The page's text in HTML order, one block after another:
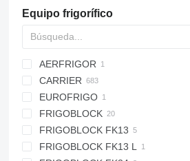
Equipo frigorífico
AERFRIGOR
CARRIER
CITIMAX 400
MAXIMA
MAXIMA 850
MAXIMA 1300
EUROFRIGO
FRIGOBLOCK
FRIGOBLOCK FK13
FRIGOBLOCK FK13 L